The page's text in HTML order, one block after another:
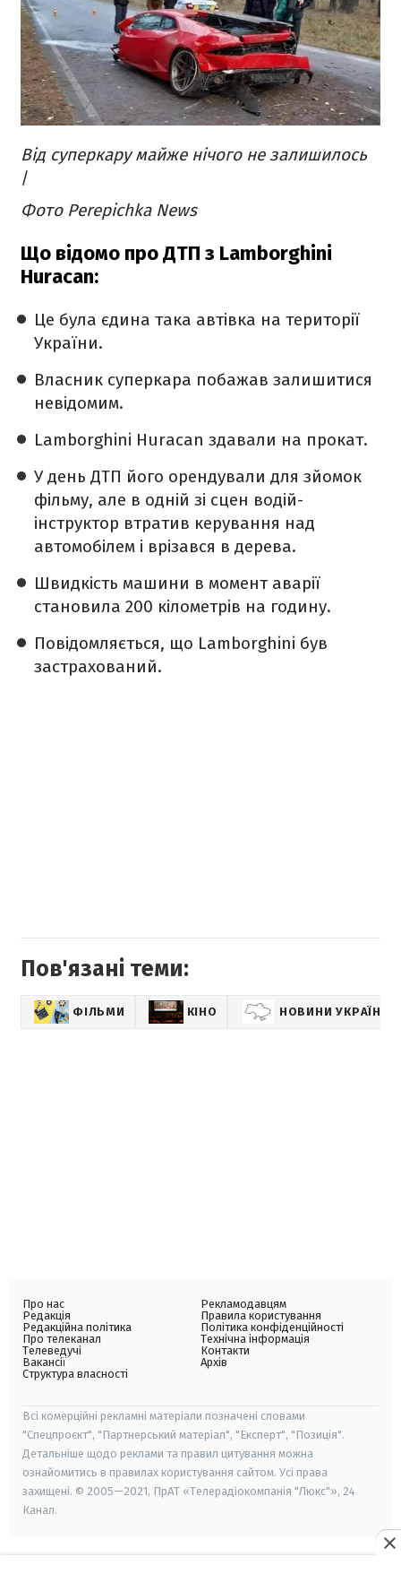
Від суперкару майже нічого не залишилось
/
Фото Perepichka News
Що відомо про ДТП з Lamborghini
Huracan:
Це була єдина така автівка на території
України.
Власник суперкара побажав залишитися
невідомим.
Lamborghini Huracan здавали на прокат.
У день ДТП його орендували для зйомок
фільму, але в одній зі сцен водій-
інструктор втратив керування над
автомобілем і врізався в дерева.
Швидкість машини в момент аварії
становила 200 кілометрів на годину.
Повідомляється, що Lamborghini був
застрахований.
Пов'язані теми:
ФІЛЬМИ КІНО НОВИНИ УКРАЇНИ
Про нас
Редакція
Редакційна політика
Про телеканал
Телеведучі
Вакансії
Структура власності
Рекламодавцям
Правила користування
Політика конфіденційності
Технічна інформація
Контакти
Архів
Всі комерційні рекламні матеріали позначені словами
"Спецпроєкт", "Партнерський матеріал", "Експерт", "Позиція".
Детальніше щодо реклами та правил цитування можна
ознайомитись в правилах користування сайтом. Усі права
захищені. © 2005—2021, ПрАТ «Телерадіокомпанія "Люкс"», 24
Канал.